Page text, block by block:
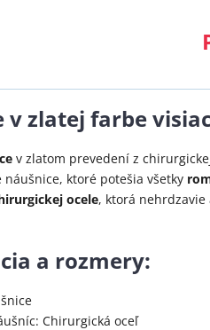
v zlatej farbe
v zlatom prevedení z
náušnice, ktoré potešia všetky
ocele, ktorá
a rozmery:
Chirurgická oceľ